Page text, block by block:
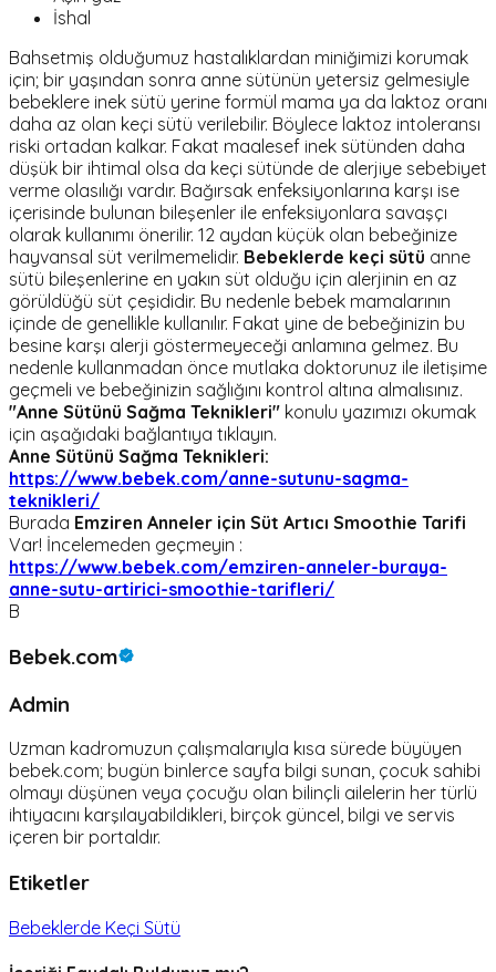
İshal
Bahsetmiş olduğumuz hastalıklardan miniğimizi korumak
için; bir yaşından sonra anne sütünün yetersiz gelmesiyle
bebeklere inek sütü yerine formül mama ya da laktoz oranı
daha az olan keçi sütü verilebilir. Böylece laktoz intoleransı
riski ortadan kalkar. Fakat maalesef inek sütünden daha
düşük bir ihtimal olsa da keçi sütünde de alerjiye sebebiyet
verme olasılığı vardır. Bağırsak enfeksiyonlarına karşı ise
içerisinde bulunan bileşenler ile enfeksiyonlara savaşçı
olarak kullanımı önerilir. 12 aydan küçük olan bebeğinize
hayvansal süt verilmemelidir. Bebeklerde keçi sütü anne
sütü bileşenlerine en yakın süt olduğu için alerjinin en az
görüldüğü süt çeşididir. Bu nedenle bebek mamalarının
içinde de genellikle kullanılır. Fakat yine de bebeğinizin bu
besine karşı alerji göstermeyeceği anlamına gelmez. Bu
nedenle kullanmadan önce mutlaka doktorunuz ile iletişime
geçmeli ve bebeğinizin sağlığını kontrol altına almalısınız.
"Anne Sütünü Sağma Teknikleri" konulu yazımızı okumak
için aşağıdaki bağlantıya tıklayın.
Anne Sütünü Sağma Teknikleri:
https://www.bebek.com/anne-sutunu-sagma-
teknikleri/
Burada Emziren Anneler için Süt Artıcı Smoothie Tarifi
Var! İncelemeden geçmeyin :
https://www.bebek.com/emziren-anneler-buraya-
anne-sutu-artirici-smoothie-tarifleri/
B
Bebek.com
Admin
Uzman kadromuzun çalışmalarıyla kısa sürede büyüyen
bebek.com; bugün binlerce sayfa bilgi sunan, çocuk sahibi
olmayı düşünen veya çocuğu olan bilinçli ailelerin her türlü
ihtiyacını karşılayabildikleri, birçok güncel, bilgi ve servis
içeren bir portaldır.
Etiketler
Bebeklerde Keçi Sütü